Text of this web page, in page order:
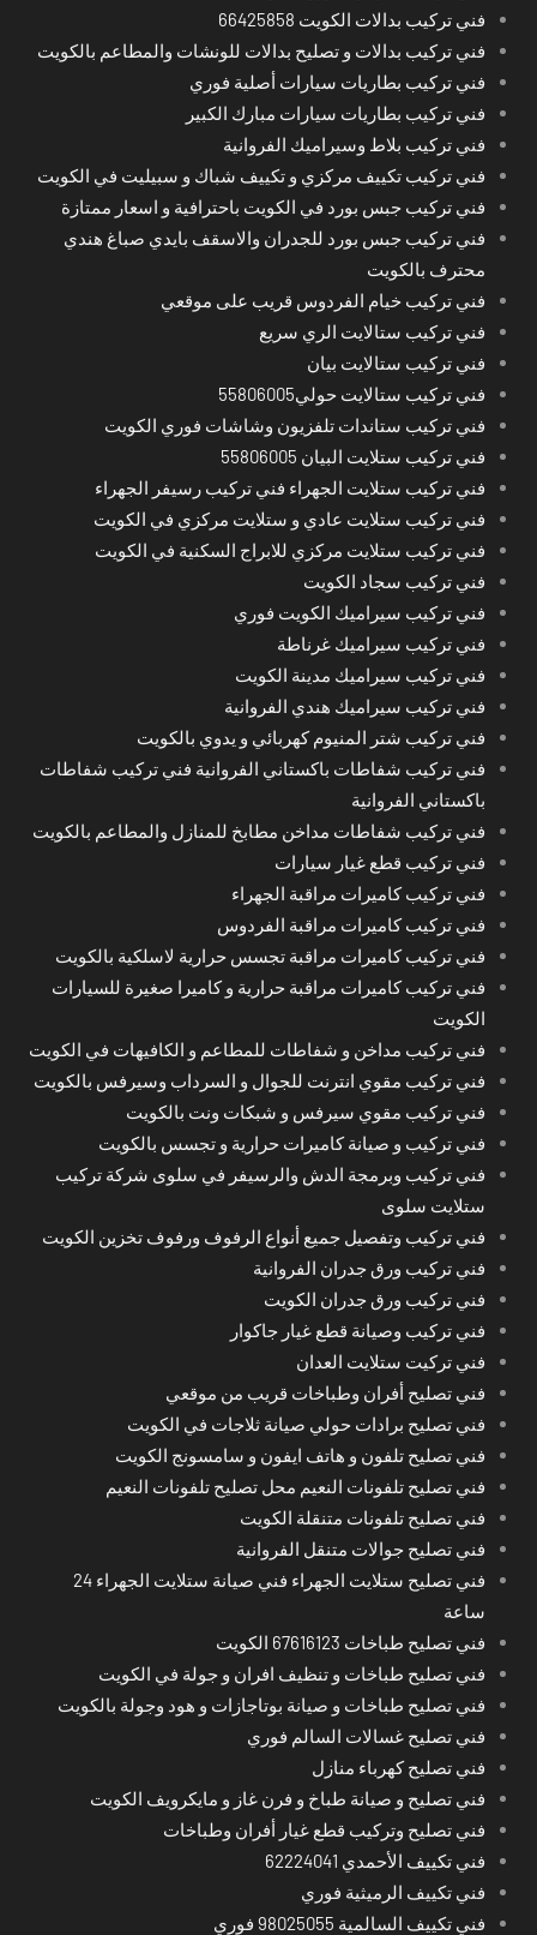
فني تركيب بدالات الكويت 66425858
فني تركيب بدالات و تصليح بدالات للونشات والمطاعم بالكويت
فني تركيب بطاريات سيارات أصلية فوري
فني تركيب بطاريات سيارات مبارك الكبير
فني تركيب بلاط وسيراميك الفروانية
فني تركيب تكييف مركزي و تكييف شباك و سبيليت في الكويت
فني تركيب جبس بورد في الكويت باحترافية و اسعار ممتازة
فني تركيب جبس بورد للجدران والاسقف بايدي صباغ هندي
محترف بالكويت
فني تركيب خيام الفردوس قريب على موقعي
فني تركيب ستالايت الري سريع
فني تركيب ستالايت بيان
فني تركيب ستالايت حولي55806005
فني تركيب ستاندات تلفزيون وشاشات فوري الكويت
فني تركيب ستلايت البيان 55806005
فني تركيب ستلايت الجهراء فني تركيب رسيفر الجهراء
فني تركيب ستلايت عادي و ستلايت مركزي في الكويت
فني تركيب ستلايت مركزي للابراج السكنية في الكويت
فني تركيب سجاد الكويت
فني تركيب سيراميك الكويت فوري
فني تركيب سيراميك غرناطة
فني تركيب سيراميك مدينة الكويت
فني تركيب سيراميك هندي الفروانية
فني تركيب شتر المنيوم كهربائي و يدوي بالكويت
فني تركيب شفاطات باكستاني الفروانية فني تركيب شفاطات
باكستاني الفروانية
فني تركيب شفاطات مداخن مطابخ للمنازل والمطاعم بالكويت
فني تركيب قطع غيار سيارات
فني تركيب كاميرات مراقبة الجهراء
فني تركيب كاميرات مراقبة الفردوس
فني تركيب كاميرات مراقبة تجسس حرارية لاسلكية بالكويت
فني تركيب كاميرات مراقبة حرارية و كاميرا صغيرة للسيارات
الكويت
فني تركيب مداخن و شفاطات للمطاعم و الكافيهات في الكويت
فني تركيب مقوي انترنت للجوال و السرداب وسيرفس بالكويت
فني تركيب مقوي سيرفس و شبكات ونت بالكويت
فني تركيب و صيانة كاميرات حرارية و تجسس بالكويت
فني تركيب وبرمجة الدش والرسيفر في سلوى شركة تركيب
ستلايت سلوى
فني تركيب وتفصيل جميع أنواع الرفوف ورفوف تخزين الكويت
فني تركيب ورق جدران الفروانية
فني تركيب ورق جدران الكويت
فني تركيب وصيانة قطع غيار جاكوار
فني تركيت ستلايت العدان
فني تصليح أفران وطباخات قريب من موقعي
فني تصليح برادات حولي صيانة ثلاجات في الكويت
فني تصليح تلفون و هاتف ايفون و سامسونج الكويت
فني تصليح تلفونات النعيم محل تصليح تلفونات النعيم
فني تصليح تلفونات متنقلة الكويت
فني تصليح جوالات متنقل الفروانية
فني تصليح ستلايت الجهراء فني صيانة ستلايت الجهراء 24
ساعة
فني تصليح طباخات 67616123 الكويت
فني تصليح طباخات و تنظيف افران و جولة في الكويت
فني تصليح طباخات و صيانة بوتاجازات و هود وجولة بالكويت
فني تصليح غسالات السالم فوري
فني تصليح كهرباء منازل
فني تصليح و صيانة طباخ و فرن غاز و مايكرويف الكويت
فني تصليح وتركيب قطع غيار أفران وطباخات
فني تكييف الأحمدي 62224041
فني تكييف الرميثية فوري
فني تكييف السالمية 98025055 فوري